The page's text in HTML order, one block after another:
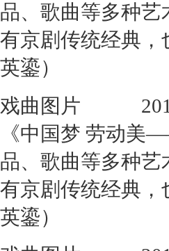
品、歌曲等多种
有京剧传统经典
英鎏）
戏曲图片 2017
《中国梦 劳动美
品、歌曲等多种
有京剧传统经典
英鎏）